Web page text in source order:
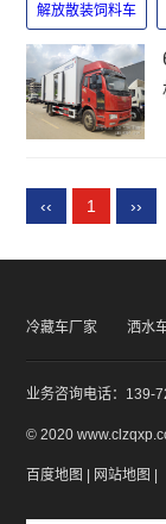
解放散装饲料车
‹‹ 1 ››
冷藏车厂家 洒水
业务咨询电话：139-
© 2020
百度地图 网站地图